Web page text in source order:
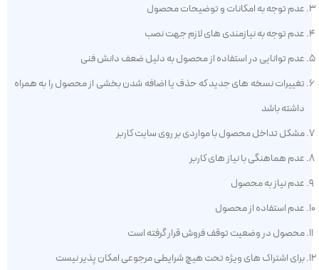
عدم توجه به امکانات و توضیحات محصول
عدم توجه به نیازمندی های لازم جهت نصب
عدم توانایی در استفاده از محصول به دلیل ضعف دانش فنی
تغییرات نسخه های جدید که حذف یا اضافه شدن بخشی از محصول را به همراه
داشته باشد
مشکل تداخل محصول با مواردی بر روی سایت کاربر
عدم هماهنگی با نیاز های کاربر
عدم نیاز به محصول
عدم استفاده از محصول
محصول در وضعیت توقف فروش قرار گرفته است
برای اشتراک های ویژه تحت هیچ شرایطی مرجوعی امکان پذیر نیست